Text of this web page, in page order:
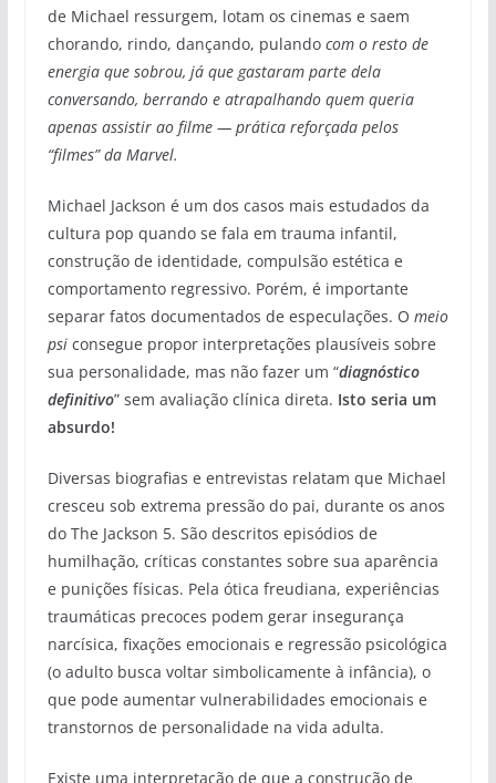
de Michael ressurgem, lotam os cinemas e saem
chorando, rindo, dançando, pulando com o resto de
energia que sobrou, já que gastaram parte dela
conversando, berrando e atrapalhando quem queria
apenas assistir ao filme — prática reforçada pelos
“filmes” da Marvel.
Michael Jackson é um dos casos mais estudados da
cultura pop quando se fala em trauma infantil,
construção de identidade, compulsão estética e
comportamento regressivo. Porém, é importante
separar fatos documentados de especulações. O meio
psi consegue propor interpretações plausíveis sobre
sua personalidade, mas não fazer um “diagnóstico
definitivo” sem avaliação clínica direta. Isto seria um
absurdo!
Diversas biografias e entrevistas relatam que Michael
cresceu sob extrema pressão do pai, durante os anos
do The Jackson 5. São descritos episódios de
humilhação, críticas constantes sobre sua aparência
e punições físicas. Pela ótica freudiana, experiências
traumáticas precoces podem gerar insegurança
narcísica, fixações emocionais e regressão psicológica
(o adulto busca voltar simbolicamente à infância), o
que pode aumentar vulnerabilidades emocionais e
transtornos de personalidade na vida adulta.
Existe uma interpretação de que a construção de